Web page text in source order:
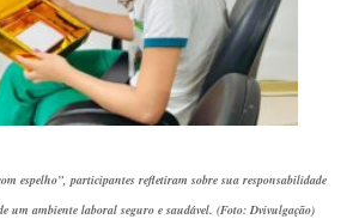
espelho”, participantes refletiram sobre sua responsabilidade
um ambiente laboral seguro e saudável. (Foto: Dvivulgação)